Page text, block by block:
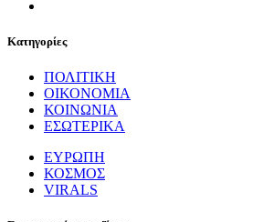
Κατηγορίες
ΠΟΛΙΤΙΚΗ
ΟΙΚΟΝΟΜΙΑ
ΚΟΙΝΩΝΙΑ
ΕΣΩΤΕΡΙΚΑ
ΕΥΡΩΠΗ
ΚΟΣΜΟΣ
VIRALS